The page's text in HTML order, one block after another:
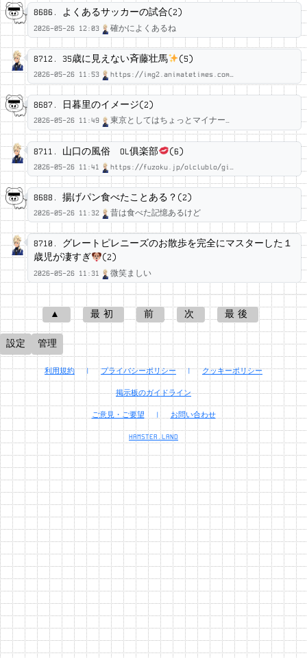
8686. よくあるサッカーの試合(2)
2026-05-26 12:03 確かによくあるね
流星
8712. 35歳に見えない斉藤壮馬 (5)
2026-05-26 11:53 https://img2.animatetimes.com…
アセム雨宮◆UD16NvPYxY
8687.
日暮里のイメージ(2)
2026-05-26 11:49 東京としてはちょっとマイナー…
流星
8711. 山口の風俗 OL俱楽部 (6)
2026-05-26 11:41 https://fuzoku.jp/olclublo/gi…
アセム雨宮◆UD16NvPYxY
8688. 揚げパン食べたことある？(2)
2026-05-26 11:32 昔は食べた記憶あるけど
流星
8710. グレートピレニーズのお散歩を完全にマスターした１
歳児が凄すぎ
(2)
2026-05-26 11:31 微笑ましい
アセム雨宮◆UD16NvPYxY
▲ 最初 前 次 最後
設定 管理
利用規約 | プライバシーポリシー | クッキーポリシー
掲示板のガイドライン
ご意見・ご要望 | お問い合わせ
HAMSTER.LAND